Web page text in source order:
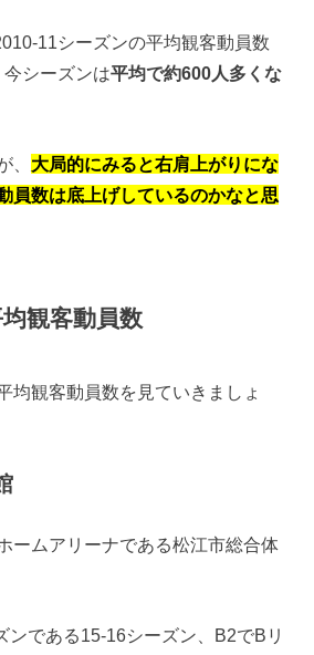
11シーズンの平均観客動員数
シーズンは平均で約600人多くな
、 大局的にみると右肩上がりにな
員数は底上げしているのかなと思
観客動員数
均観客動員数を見ていきましょ
ームアリーナである松江市総合体
ンである15-16シーズン、B2でBリ